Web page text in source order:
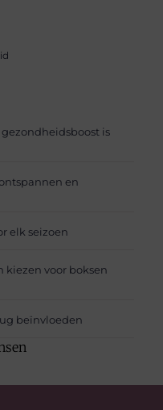
is
en
elk seizoen
kiezen voor boksen
beïnvloeden